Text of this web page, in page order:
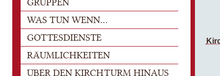
WAS TUN WENN...
GOTTESDIENSTE
RÄUMLICHKEITEN
ÜBER DEN KIRCHTURM HINAUS